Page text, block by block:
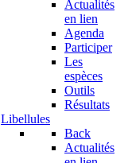
Actualités
en lien
Agenda
Participer
Les
espèces
Outils
Résultats
Libellules
Back
Actualités